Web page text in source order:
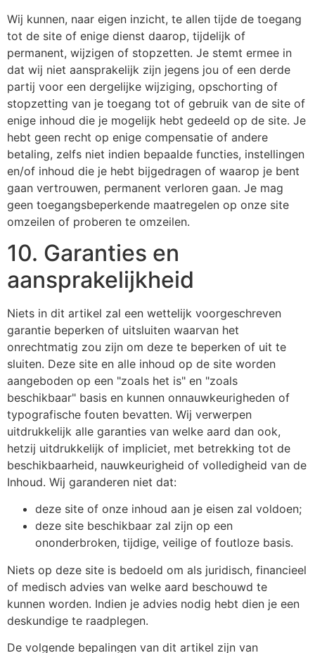
Wij kunnen, naar eigen inzicht, te allen tijde de toegang
tot de site of enige dienst daarop, tijdelijk of
permanent, wijzigen of stopzetten. Je stemt ermee in
dat wij niet aansprakelijk zijn jegens jou of een derde
partij voor een dergelijke wijziging, opschorting of
stopzetting van je toegang tot of gebruik van de site of
enige inhoud die je mogelijk hebt gedeeld op de site. Je
hebt geen recht op enige compensatie of andere
betaling, zelfs niet indien bepaalde functies, instellingen
en/of inhoud die je hebt bijgedragen of waarop je bent
gaan vertrouwen, permanent verloren gaan. Je mag
geen toegangsbeperkende maatregelen op onze site
omzeilen of proberen te omzeilen.
10. Garanties en
aansprakelijkheid
Niets in dit artikel zal een wettelijk voorgeschreven
garantie beperken of uitsluiten waarvan het
onrechtmatig zou zijn om deze te beperken of uit te
sluiten. Deze site en alle inhoud op de site worden
aangeboden op een "zoals het is" en "zoals
beschikbaar" basis en kunnen onnauwkeurigheden of
typografische fouten bevatten. Wij verwerpen
uitdrukkelijk alle garanties van welke aard dan ook,
hetzij uitdrukkelijk of impliciet, met betrekking tot de
beschikbaarheid, nauwkeurigheid of volledigheid van de
Inhoud. Wij garanderen niet dat:
deze site of onze inhoud aan je eisen zal voldoen;
deze site beschikbaar zal zijn op een
ononderbroken, tijdige, veilige of foutloze basis.
Niets op deze site is bedoeld om als juridisch, financieel
of medisch advies van welke aard beschouwd te
kunnen worden. Indien je advies nodig hebt dien je een
deskundige te raadplegen.
De volgende bepalingen van dit artikel zijn van